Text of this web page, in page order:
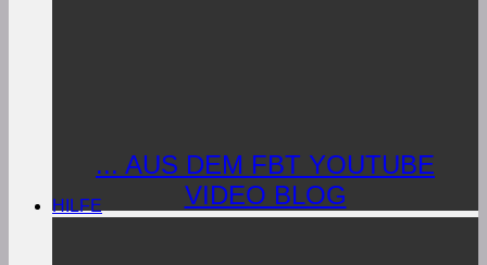
... AUS DEM FBT YOUTUBE
VIDEO BLOG
HILFE